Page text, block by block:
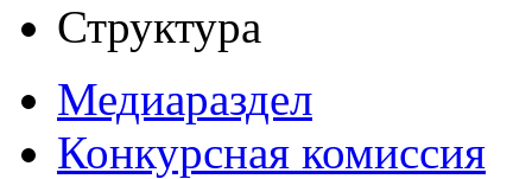
Структура
Медиараздел
Конкурсная комиссия